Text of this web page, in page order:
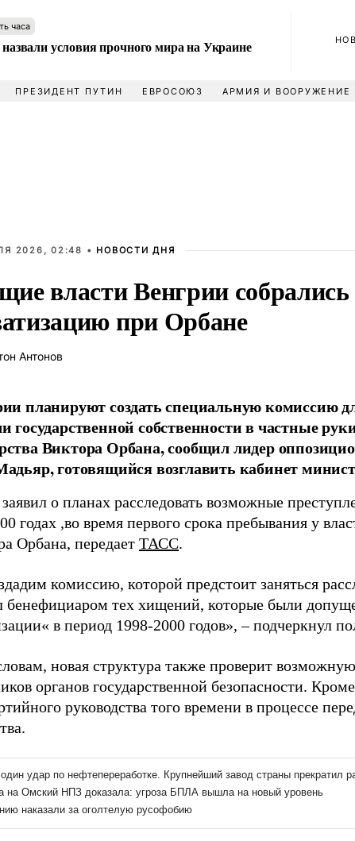
часа
условия прочного мира на Украине
ПРЕЗИДЕНТ ПУТИН ЕВРОСОЮЗ АРМИЯ И ВООРУЖЕНИЕ
2026, 02:48 • НОВОСТИ ДНЯ
власти Венгрии собрались
при Орбане
Антонов
планируют создать специальную комиссию
государственной собственности в частные
Виктора Орбана, сообщил лидер
готовящийся возглавить кабинет
о планах расследовать возможные
годах ,во время первого срока пребывания у
Орбана, передает ТАСС.
комиссию, которой предстоит заняться
бенефициаром тех хищений, которые были
в период 1998-2000 годов», – подчеркнул
новая структура также проверит
органов государственной безопасности.
руководства того времени в процессе